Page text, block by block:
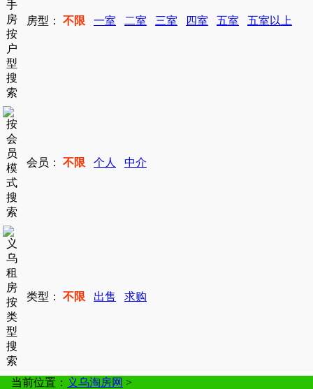
房型： 不限 一室 二室 三室 四室 五室 五室以上
会员： 不限 个人 中介
类型： 不限 出售 求购
当前位置： 义乌淘房网 >